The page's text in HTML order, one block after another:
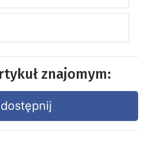
znajomym: